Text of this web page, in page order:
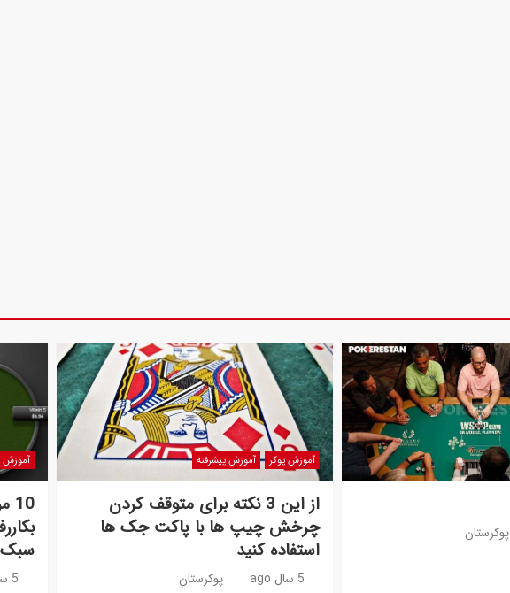
پوکرستان
آموزش پوکر آموزش پیشرفته
از این 3 نکته برای متوقف کردن
چرخش چیپ ها با پاکت جک ها
استفاده کنید
5 سال ago پوکرستان
آموزش
سبک
5 سال ago